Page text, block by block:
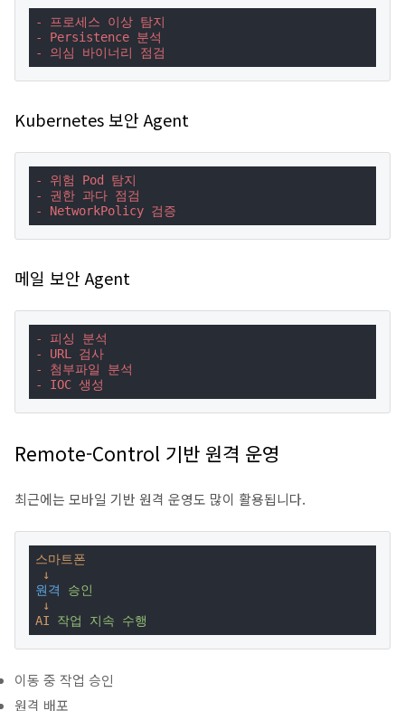
- 프로세스 이상 탐지
- Persistence 분석
- 의심 바이너리 점검
Kubernetes 보안 Agent
- 위험 Pod 탐지
- 권한 과다 점검
- NetworkPolicy 검증
메일 보안 Agent
- 피싱 분석
- URL 검사
- 첨부파일 분석
- IOC 생성
Remote-Control 기반 원격 운영
최근에는 모바일 기반 원격 운영도 많이 활용됩니다.
스마트폰
↓
원격
승인
↓
AI
작업 지속 수행
이동 중 작업 승인
원격 배포